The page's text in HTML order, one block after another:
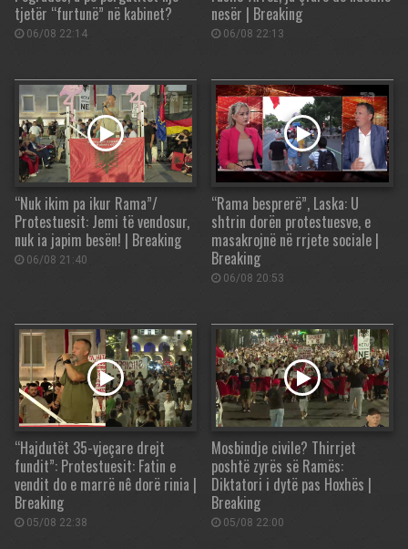
tjetër “furtunë” në kabinet?
06/08 22:14
nesër | Breaking
06/08 22:13
“Nuk ikim pa ikur Rama”/
Protestuesit: Jemi të vendosur,
nuk ia japim besën! | Breaking
06/08 21:40
“Rama besprerë”, Laska: U
shtrin dorën protestuesve, e
masakrojnë në rrjete sociale |
Breaking
06/08 20:53
“Hajdutët 35-vjeçare drejt
fundit”: Protestuesit: Fatin e
vendit do e marrë nê dorë rinia |
Breaking
05/08 22:38
Mosbindje civile? Thirrjet
poshtë zyrës së Ramës:
Diktatori i dytë pas Hoxhës |
Breaking
05/08 22:00